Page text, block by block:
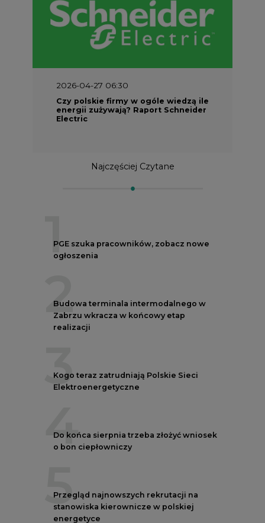
2026-04-27 06:30
Czy polskie firmy w ogóle wiedzą ile
energii zużywają? Raport Schneider
Electric
Najczęściej Czytane
1
PGE szuka pracowników, zobacz nowe
ogłoszenia
2
Budowa terminala intermodalnego w
Zabrzu wkracza w końcowy etap
realizacji
3
Kogo teraz zatrudniają Polskie Sieci
Elektroenergetyczne
4
Do końca sierpnia trzeba złożyć wniosek
o bon ciepłowniczy
5
Przegląd najnowszych rekrutacji na
stanowiska kierownicze w polskiej
energetyce